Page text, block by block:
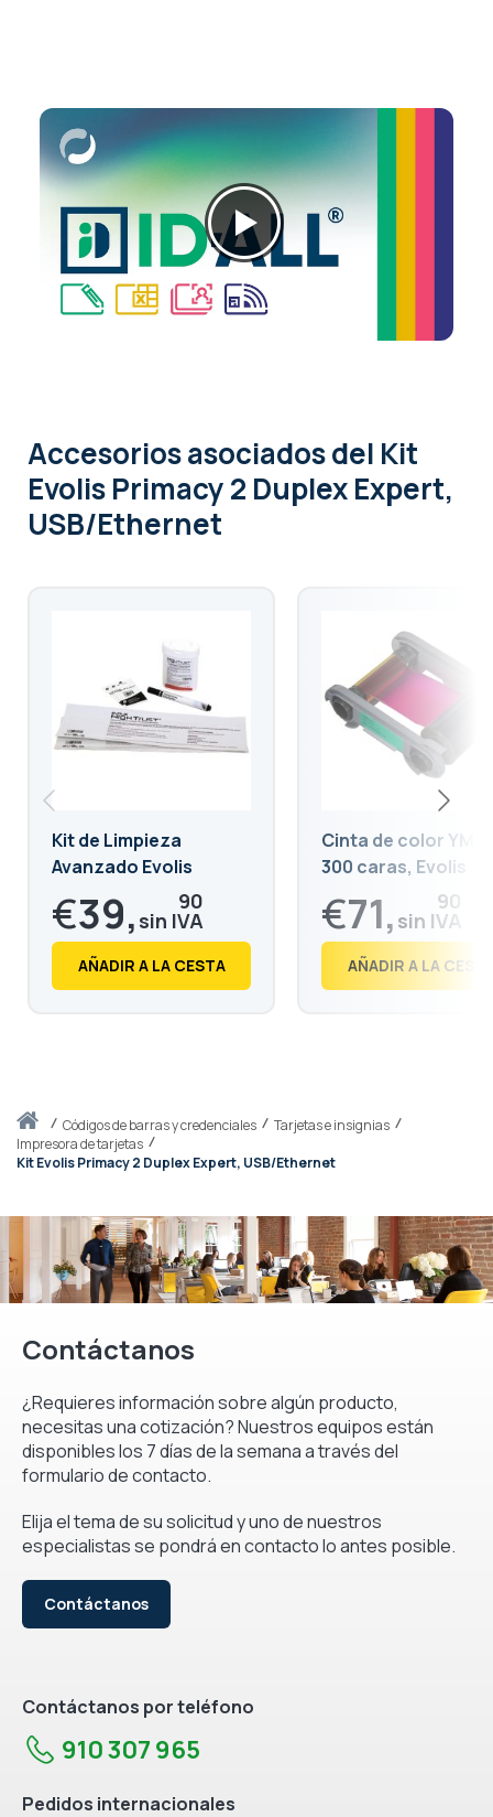
Iniciocódigos de barras y credenciales
Tarjetas e insignias
Impresora de tarjetas
Kit Evolis Primacy 2 Duplex Expert, USB/Ethernet
Accesorios asociadosdel Kit
Evolis Primacy 2 Duplex Expert,
USB/Ethernet
Kit de Limpieza
Avanzado Evolis
€39, 90
€ 48,
AÑADIR A LA CESTA
Cinta de color
300 caras, Evolis
Primacy 2, Zenius 2
€71, 90
€ 87,
AÑADIR A LA
Contáctanos
¿Requieres información sobre algún producto,
necesitas una cotización? Nuestros equipos están
disponibles los 7 días de la semana a través del
formulario de contacto.
Elija el tema de su solicitud y uno de nuestros
especialistas se pondrá en contacto lo antes posible.
Contáctanos
Contáctanos por teléfono
910 307 965
Pedidos internacionales